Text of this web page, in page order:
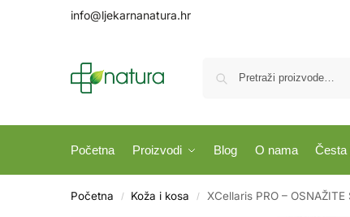
info@ljekarnanatura.hr
Početna Proizvodi Blog O nama Česta
Početna / Koža i kosa / XCellaris PRO –